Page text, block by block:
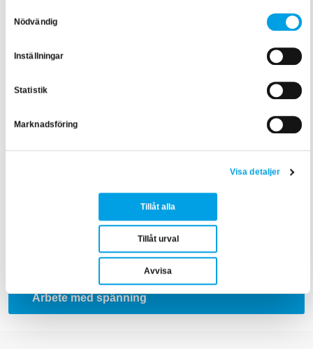
Nödvändig
Inställningar
Statistik
Marknadsföring
Visa detaljer
Tillåt alla
Tillåt urval
Avvisa
kontakta utbildningsansvarig el & energi Marie-Louise
03.
Texten är skriven av:Ida Viberg , Content Creator inom
Arbete med spänning